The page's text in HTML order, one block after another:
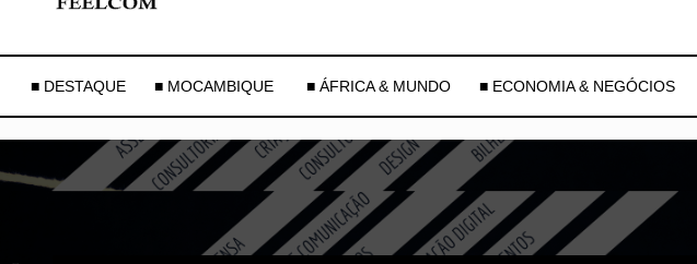
■ DESTAQUE ■ MOCAMBIQUE ■ ÁFRICA & MUNDO ■ ECONOMIA & NEGÓCIOS